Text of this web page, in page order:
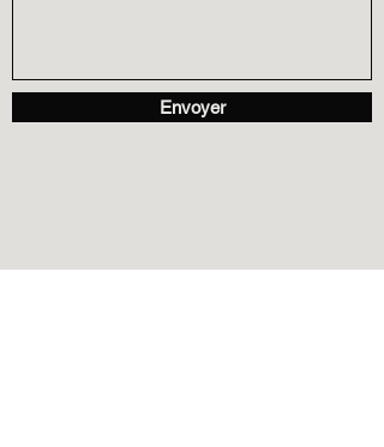
Envoyer